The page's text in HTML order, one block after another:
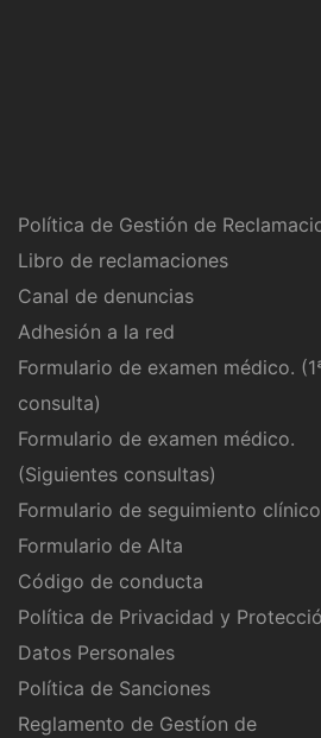
Política de Gestión de
Libro de reclamaciones
Canal de denuncias
Adhesión a la red
Formulario de examen médico.
consulta)
Formulario de examen médico.
(Siguientes consultas)
Formulario de seguimiento clínico
Formulario de Alta
Código de conducta
Política de Privacidad y
Datos Personales
Política de Sanciones
Reglamento de Gestíon de